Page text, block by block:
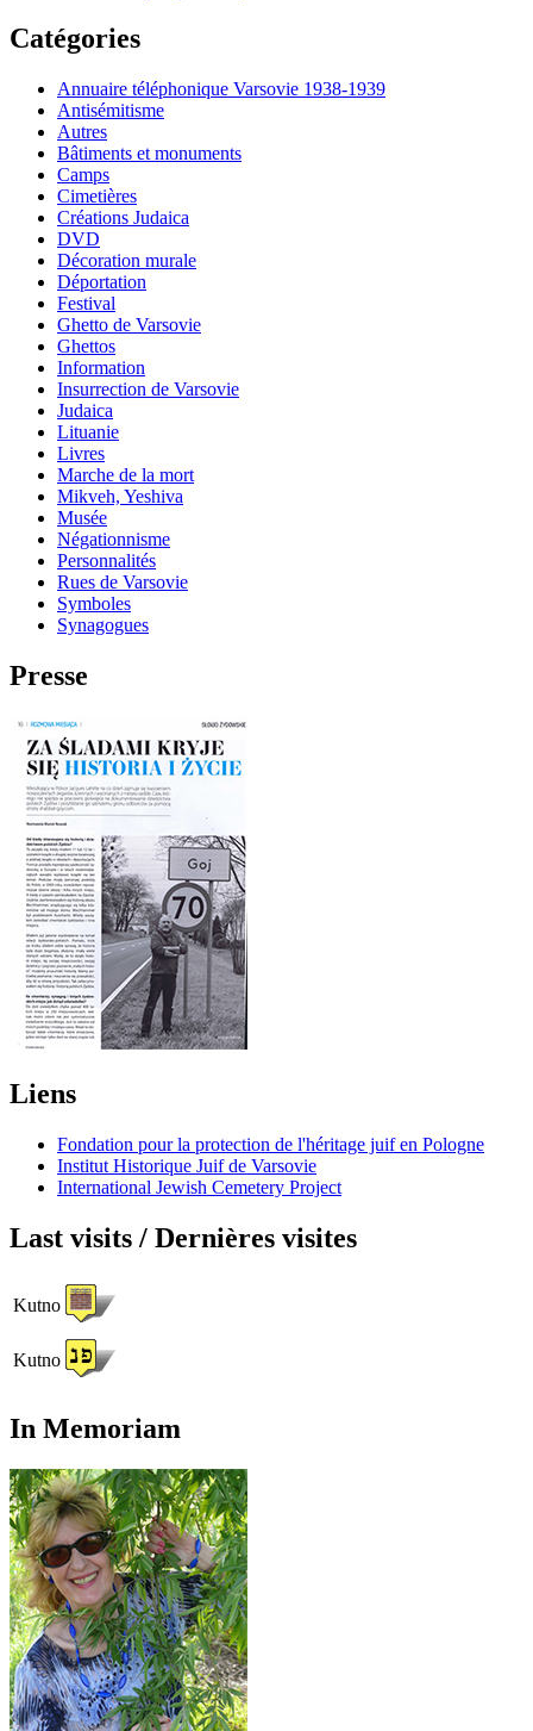
Catégories
Annuaire téléphonique Varsovie 1938-1939
Antisémitisme
Autres
Bâtiments et monuments
Camps
Cimetières
Créations Judaica
DVD
Décoration murale
Déportation
Festival
Ghetto de Varsovie
Ghettos
Information
Insurrection de Varsovie
Judaica
Lituanie
Livres
Marche de la mort
Mikveh, Yeshiva
Musée
Négationnisme
Personnalités
Rues de Varsovie
Symboles
Synagogues
Presse
Liens
Fondation pour la protection de l'héritage juif en Pologne
Institut Historique Juif de Varsovie
International Jewish Cemetery Project
Last visits / Dernières visites
Kutno
Kutno
In Memoriam